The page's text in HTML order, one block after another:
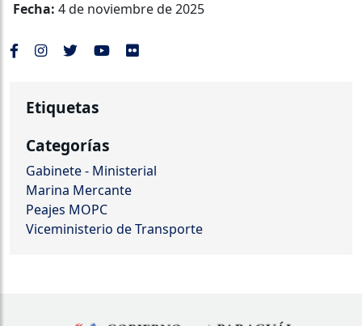
Fecha: 4 de noviembre de 2025
Etiquetas
Categorías
Gabinete - Ministerial
Marina Mercante
Peajes MOPC
Viceministerio de Transporte